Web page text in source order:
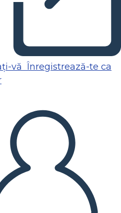
vă Înregistrează-te ca